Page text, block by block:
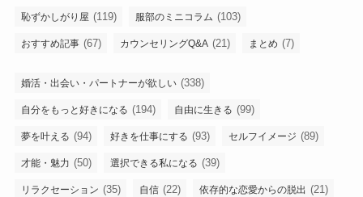
恥ずかしがり屋 (119) 服部のミニコラム (103)
おすすめ記事 (67) カウンセリングQ&A (21) まとめ (7)
婚活・出会い・パートナーが欲しい (338)
自分をもっと好きになる (194) 自由に生きる (99)
夢を叶える (94) 好きを仕事にする (93) セルフイメージ (89)
才能・魅力 (50) 選択できる私になる (39)
リラクセーション (35) 自信 (22) 依存的な恋愛からの脱出 (21)